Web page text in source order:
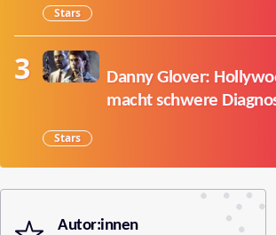
Stars
Danny Glover:
macht schwere
Stars
Autor:innen